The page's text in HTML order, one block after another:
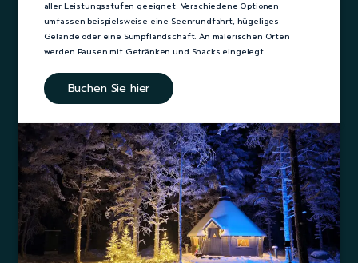
aller Leistungsstufen geeignet. Verschiedene Optionen
umfassen beispielsweise eine Seenrundfahrt, hügeliges
Gelände oder eine Sumpflandschaft. An malerischen Orten
werden Pausen mit Getränken und Snacks eingelegt.
Buchen Sie hier